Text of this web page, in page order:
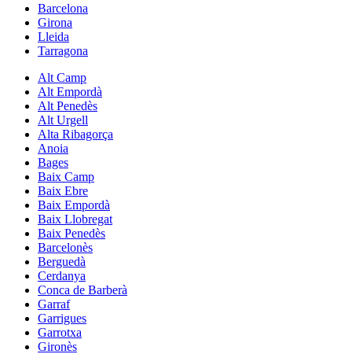
Barcelona
Girona
Lleida
Tarragona
Alt Camp
Alt Empordà
Alt Penedès
Alt Urgell
Alta Ribagorça
Anoia
Bages
Baix Camp
Baix Ebre
Baix Empordà
Baix Llobregat
Baix Penedès
Barcelonès
Berguedà
Cerdanya
Conca de Barberà
Garraf
Garrigues
Garrotxa
Gironès